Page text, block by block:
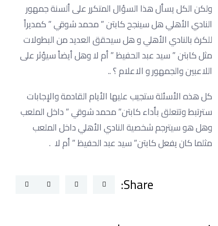
ولكن الكل يسأل هذا السؤال المتكرر على ألسنة جمهور
النادي الأهلي هل سينجح كابتن ” محمد شوقي ” كمديراً
للكرة بالنادي الأهلي و هل سيحقق العديد من البطولات
مثل كابتن ” سيد عبد الحفيظ ” أم لا وهل أيضاً سيؤثر على
اللاعبين والجمهور و الاعلام ؟ ..
كل هذه الأسئلة ستجيب عليها الأيام القادمة والإجابات
سترتبط وتتعلق بأداء كابتن” محمد شوقي ” داخل الملعب
وهل هو سيترجم شخصية النادي الأهلي داخل الملعب
مثلما كان يفعل كابتن” سيد عبد الحفيظ ” أم لا .
Share: